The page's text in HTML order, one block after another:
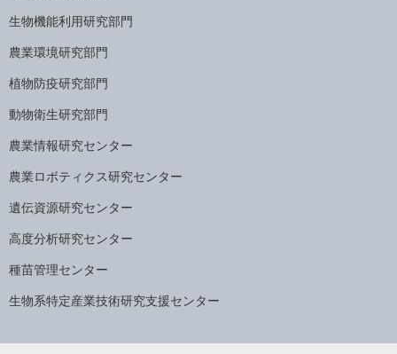
生物機能利用研究部門
農業環境研究部門
植物防疫研究部門
動物衛生研究部門
農業情報研究センター
農業ロボティクス研究センター
遺伝資源研究センター
高度分析研究センター
種苗管理センター
生物系特定産業技術研究支援センター